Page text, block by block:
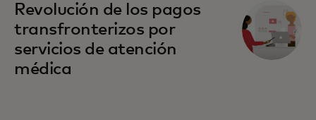
Revolución de los pagos
transfronterizos por
servicios de atención
médica
se abre en una pestaña nueva